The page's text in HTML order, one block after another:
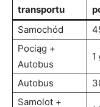
transportu
Samochód
Pociąg +
Autobus
1​
Autobus
Samolot +